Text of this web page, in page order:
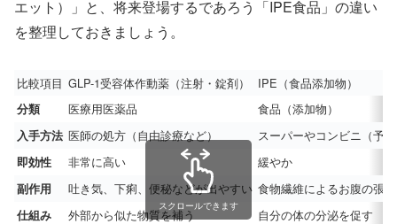
エット）」と、将来登場するであろう「IPE食品」の違い
を整理しておきましょう。
比較項目 GLP-1受容体作動薬（注射・錠剤） IPE（食品添加物）
分類 医療用医薬品 食品（添加物）
入手方法 医師の処方（自由診療など） スーパーやコンビニ（予
即効性 非常に高い 緩やか
副作用 吐き気、下痢、便秘などが出やすい 食物繊維によるお腹の張
仕組み 外部から似た物質を補う 自分の体の分泌を促す
スクロールできます